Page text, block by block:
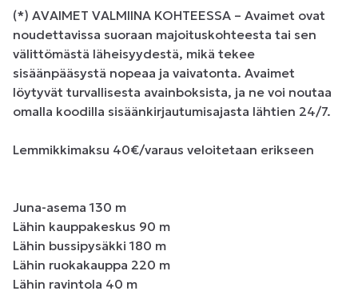
(*) AVAIMET VALMIINA KOHTEESSA – Avaimet ovat
noudettavissa suoraan majoituskohteesta tai sen
välittömästä läheisyydestä, mikä tekee
sisäänpääsystä nopeaa ja vaivatonta. Avaimet
löytyvät turvallisesta avainboksista, ja ne voi noutaa
omalla koodilla sisäänkirjautumisajasta lähtien 24/7.
Lemmikkimaksu 40€/varaus veloitetaan erikseen
Juna-asema 130 m
Lähin kauppakeskus 90 m
Lähin bussipysäkki 180 m
Lähin ruokakauppa 220 m
Lähin ravintola 40 m